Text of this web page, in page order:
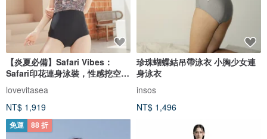
【炎夏必備】Safari Vibes：
Safari印花連身泳裝，性感挖空設
計。
lovevitasea
NT$ 1,919
珍珠蝴蝶結吊帶泳衣 小胸少女連
身泳衣
insos
NT$ 1,496
免運 88 折